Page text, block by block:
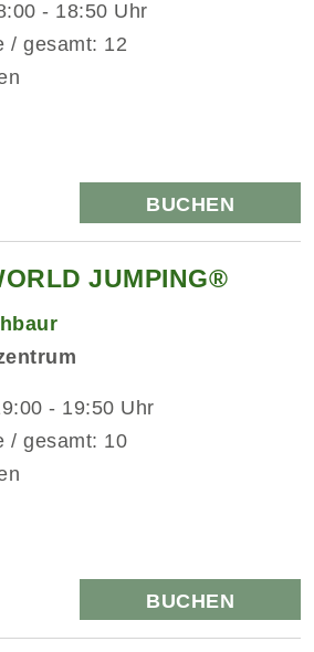
- 18:50 Uhr
/ gesamt: 12
BUCHEN
JUMPING®
- 19:50 Uhr
/ gesamt: 10
BUCHEN